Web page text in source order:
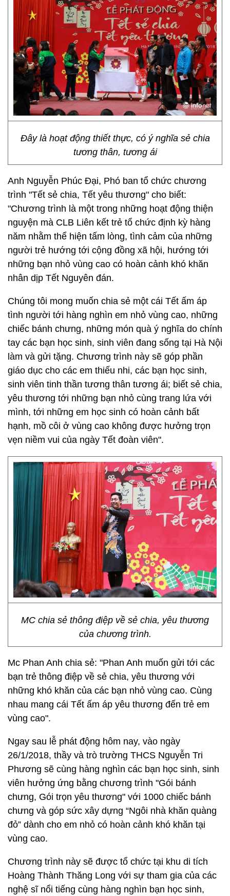
Đây là hoạt động thiết thực, có ý nghĩa sẻ chia
tương thân, tương ái
Anh Nguyễn Phúc Đại, Phó ban tổ chức chương
trình "Tết sẻ chia, Tết yêu thương" cho biết:
"Chương trình là một trong những hoạt động thiện
nguyện mà CLB Liên kết trẻ tổ chức định kỳ hàng
năm nhằm thể hiện tấm lòng, tình cảm của những
người trẻ hướng tới cộng đồng xã hội, hướng tới
những bạn nhỏ vùng cao có hoàn cảnh khó khăn
nhân dịp Tết Nguyên đán.
Chúng tôi mong muốn chia sẻ một cái Tết ấm áp
tình người tới hàng nghìn em nhỏ vùng cao, những
chiếc bánh chưng, những món quà ý nghĩa do chính
tay các bạn học sinh, sinh viên đang sống tại Hà Nội
làm và gửi tặng. Chương trình này sẽ góp phần
giáo dục cho các em thiếu nhi, các bạn học sinh,
sinh viên tinh thần tương thân tương ái; biết sẻ chia,
yêu thương tới những bạn nhỏ cùng trang lứa với
mình, tới những em học sinh có hoàn cảnh bất
hạnh, mồ côi ở vùng cao không được hưởng trọn
vẹn niềm vui của ngày Tết đoàn viên".
MC chia sẻ thông điệp về sẻ chia, yêu thương
của chương trình.
Mc Phan Anh chia sẻ: "Phan Anh muốn gửi tới các
bạn trẻ thông điệp về sẻ chia, yêu thương với
những khó khăn của các bạn nhỏ vùng cao. Cùng
nhau mang cái Tết ấm áp yêu thương đến trẻ em
vùng cao".
Ngay sau lễ phát động hôm nay, vào ngày
26/1/2018, thầy và trò trường THCS Nguyễn Tri
Phương sẽ cùng hàng nghìn các bạn học sinh, sinh
viên hưởng ứng bằng chương trình "Gói bánh
chưng, Gói trọn yêu thương" với 1000 chiếc bánh
chưng và góp sức xây dựng “Ngôi nhà khăn quàng
đỏ” dành cho em nhỏ có hoàn cảnh khó khăn tại
vùng cao.
Chương trình này sẽ được tổ chức tại khu di tích
Hoàng Thành Thăng Long với sự tham gia của các
nghệ sĩ nổi tiếng cùng hàng nghìn bạn học sinh,